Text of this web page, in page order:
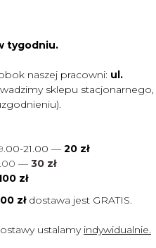
tygodniu.
naszej pracowni: ul.
sklepu stacjonarnego,
21.00 — 20 zł
— 30 zł
zł
zł dostawa jest GRATIS.
ustalamy indywidualnie.